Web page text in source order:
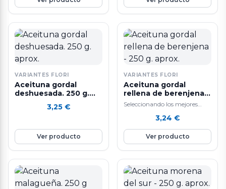
VARIANTES FLORI
Aceituna gordal
deshuesada. 250 g.
3,25 €
Ver producto
VARIANTES FLORI
Aceituna gordal
rellena de berenjena -
250 g. aprox.
Seleccionando los mejores
sistema de elaboración diaria
que hacen que nuestras…
3,24 €
Ver producto